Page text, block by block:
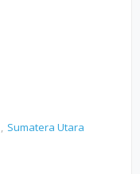
Sumatera Utara